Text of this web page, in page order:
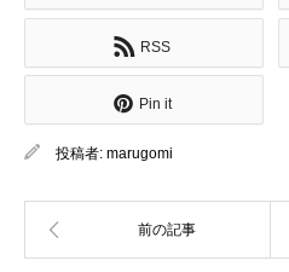
RSS
Pin it
投稿者: marugomi